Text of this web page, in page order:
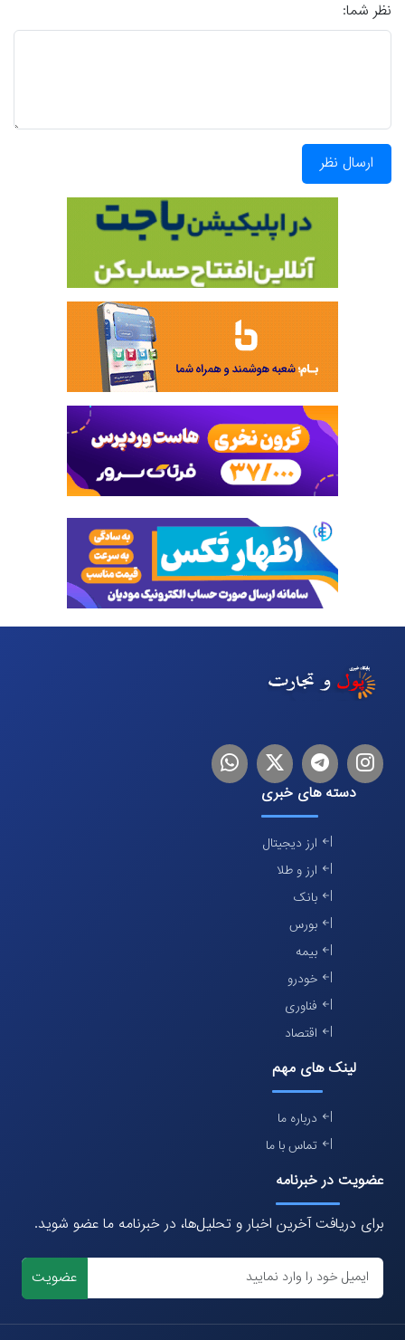
نظر شما:
ارسال نظر
اینستاگرام
تلگرام توییترلینکدین
دسته های خبری
ارز دیجیتال
ارز و طلا
بانک
بورس
بیمه
خودرو
فناوری
اقتصاد
لینک های مهم
درباره ما
تماس با ما
عضویت در خبرنامه
برای دریافت آخرین اخبار و تحلیل‌ها، در خبرنامه ما عضو شوید.
عضویت